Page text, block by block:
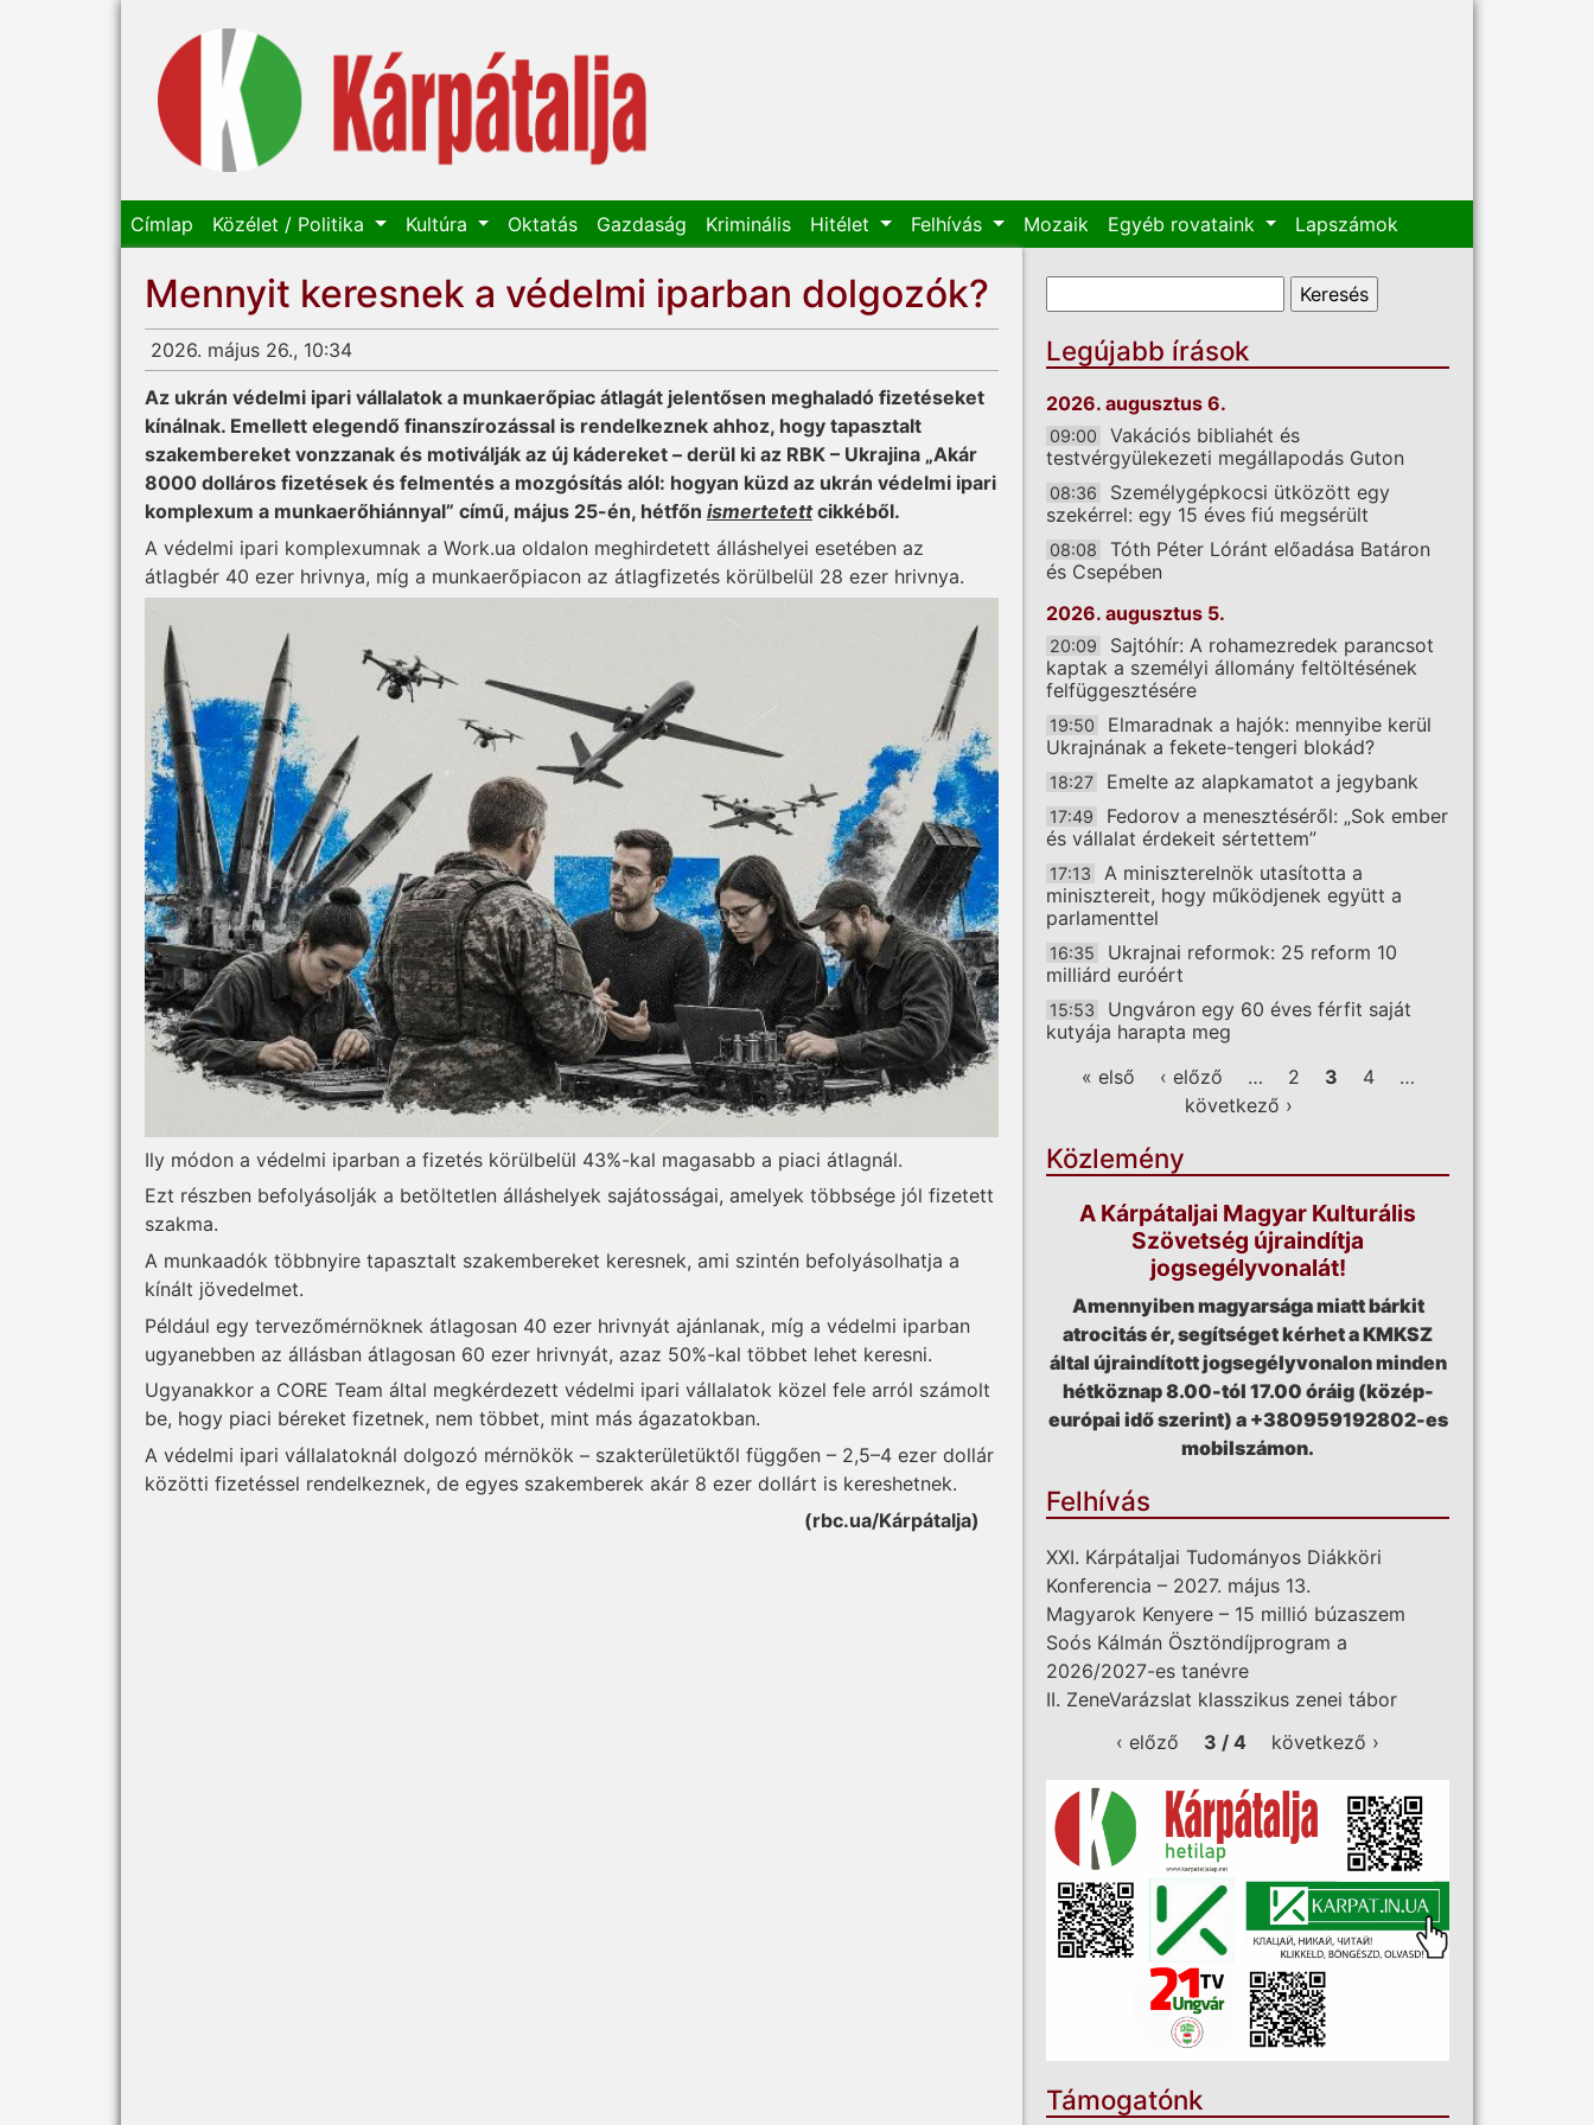
Címlap Közélet / Politika Kultúra Oktatás Gazdaság Kriminális Hitélet Felhívás Mozaik Egyéb rovataink Lapszámok
Mennyit keresnek a védelmi iparban dolgozók?
2026. május 26., 10:34
Az ukrán védelmi ipari vállalatok a munkaerőpiac átlagát jelentősen meghaladó fizetéseket
kínálnak. Emellett elegendő finanszírozással is rendelkeznek ahhoz, hogy tapasztalt
szakembereket vonzzanak és motiválják az új kádereket – derül ki az RBK – Ukrajina „Akár
8000 dolláros fizetések és felmentés a mozgósítás alól: hogyan küzd az ukrán védelmi ipari
komplexum a munkaerőhiánnyal” című, május 25-én, hétfőn ismertetettcikkéből.
A védelmi ipari komplexumnak a Work.ua oldalon meghirdetett álláshelyei esetében az
átlagbér 40 ezer hrivnya, míg a munkaerőpiacon az átlagfizetés körülbelül 28 ezer hrivnya.
Ily módon a védelmi iparban a fizetés körülbelül 43%-kal magasabb a piaci átlagnál.
Ezt részben befolyásolják a betöltetlen álláshelyek sajátosságai, amelyek többsége jól fizetett
szakma.
A munkaadók többnyire tapasztalt szakembereket keresnek, ami szintén befolyásolhatja a
kínált jövedelmet.
Például egy tervezőmérnöknek átlagosan 40 ezer hrivnyát ajánlanak, míg a védelmi iparban
ugyanebben az állásban átlagosan 60 ezer hrivnyát, azaz 50%-kal többet lehet keresni.
Ugyanakkor a CORE Team által megkérdezett védelmi ipari vállalatok közel fele arról számolt
be, hogy piaci béreket fizetnek, nem többet, mint más ágazatokban.
A védelmi ipari vállalatoknál dolgozó mérnökök – szakterületüktől függően – 2,5–4 ezer dollár
közötti fizetéssel rendelkeznek, de egyes szakemberek akár 8 ezer dollárt is kereshetnek.
(rbc.ua/Kárpátalja)
Keresés űrlap
Legújabb írások
2026. augusztus 6.
09:00
Vakációs bibliahét és
testvérgyülekezeti megállapodás Guton
08:36
Személygépkocsi ütközött egy
szekérrel: egy 15 éves fiú megsérült
08:08
Tóth Péter Lóránt előadása Batáron
és Csepében
2026. augusztus 5.
20:09
Sajtóhír: A rohamezredek parancsot
kaptak a személyi állomány feltöltésének
felfüggesztésére
19:50
Elmaradnak a hajók: mennyibe kerül
Ukrajnának a fekete-tengeri blokád?
18:27 Emelte az alapkamatot a jegybank
17:49
Fedorov a menesztéséről: „Sok ember
és vállalat érdekeit sértettem”
17:13
A miniszterelnök utasította a
minisztereit, hogy működjenek együtt a
parlamenttel
16:35
Ukrajnai reformok: 25 reform 10
milliárd euróért
15:53
Ungváron egy 60 éves férfit saját
kutyája harapta meg
Oldalak
« első ‹ előző … 2 3 4
…
következő ›
Közlemény
A Kárpátaljai Magyar Kulturális
Szövetség újraindítja
jogsegélyvonalát!
Amennyiben magyarsága miatt bárkit
atrocitás ér, segítséget kérhet a KMKSZ
által újraindított jogsegélyvonalon minden
hétköznap 8.00-tól 17.00 óráig (közép-
európai idő szerint) a +380959192802-es
mobilszámon.
Felhívás
XXI. Kárpátaljai Tudományos Diákköri
Konferencia – 2027. május 13.
Magyarok Kenyere – 15 millió búzaszem
Soós Kálmán Ösztöndíjprogram a
2026/2027-es tanévre
II. ZeneVarázslat klasszikus zenei tábor
‹ előző
3 / 4 következő ›
Támogatónk